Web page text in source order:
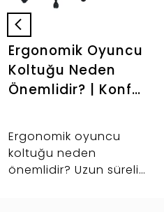
Ergonomik Oyuncu
Koltuğu Neden
Önemlidir? | Konfor
Stepgamer
Ergonomik oyuncu
koltuğu neden
önemlidir? Uzun süreli